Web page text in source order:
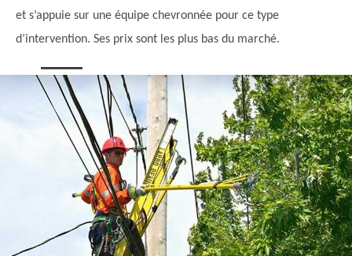
et s’appuie sur une équipe chevronnée pour ce type
d’intervention. Ses prix sont les plus bas du marché.